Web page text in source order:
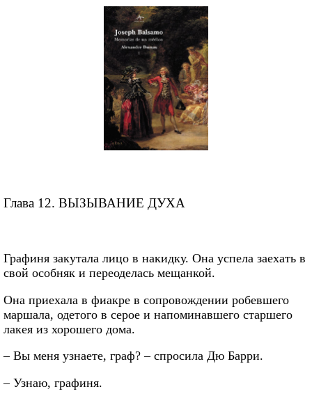
Глава 12. ВЫЗЫВАНИЕ ДУХА
Графиня закутала лицо в накидку. Она успела заехать в
свой особняк и переоделась мещанкой.
Она приехала в фиакре в сопровождении робевшего
маршала, одетого в серое и напоминавшего старшего
лакея из хорошего дома.
– Вы меня узнаете, граф? – спросила Дю Барри.
– Узнаю, графиня.